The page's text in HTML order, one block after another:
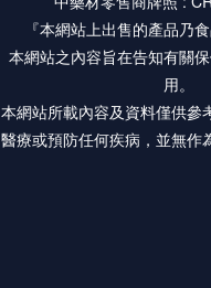
『本網站上出售的產品乃
本網站之內容旨在告知有關
用。
本網站所載內容及資料僅供參
醫療或預防任何疾病，並無作